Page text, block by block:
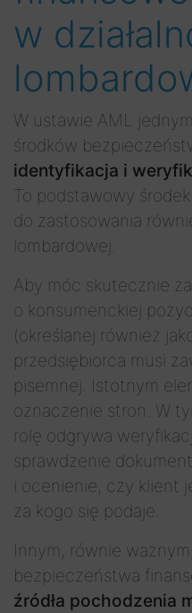
w
W ustawie AML
środków
identyfikacja i
To podstawowy
do zastosowania
lombardowej.
Aby móc skutecznie
o konsumenckiej
(określanej również
przedsiębiorca musi
pisemnej. Istotnym
oznaczenie stron. W
rolę odgrywa
sprawdzenie
i ocenienie, czy klient
za kogo się podaje.
Innym, równie
bezpieczeństwa
źródła pochodzenia